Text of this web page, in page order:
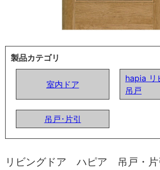
製品カテゴリ
室内ドア
hapia リ
吊戸
吊戸･片引
リビングドア ハピア 吊戸・